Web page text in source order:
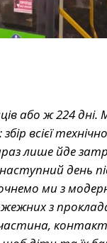
або ж 224
всієї
лише йде
день
ми з
з
частина,